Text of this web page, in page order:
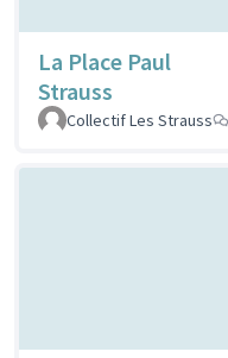
La Place Paul
Strauss
Collectif Les Strauss